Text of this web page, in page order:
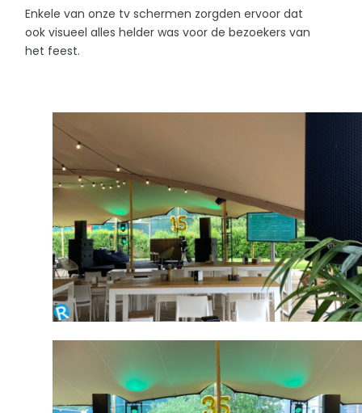
Enkele van onze tv schermen zorgden ervoor dat
ook visueel alles helder was voor de bezoekers van
het feest.